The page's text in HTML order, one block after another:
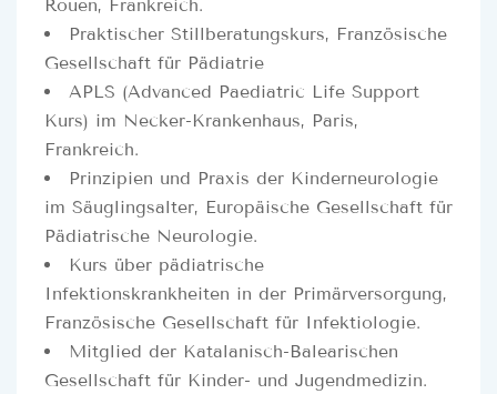
Rouen, Frankreich.
Praktischer Stillberatungskurs, Französische
Gesellschaft für Pädiatrie
APLS (Advanced Paediatric Life Support
Kurs) im Necker-Krankenhaus, Paris,
Frankreich.
Prinzipien und Praxis der Kinderneurologie
im Säuglingsalter, Europäische Gesellschaft für
Pädiatrische Neurologie.
Kurs über pädiatrische
Infektionskrankheiten in der Primärversorgung,
Französische Gesellschaft für Infektiologie.
Mitglied der Katalanisch-Balearischen
Gesellschaft für Kinder- und Jugendmedizin.